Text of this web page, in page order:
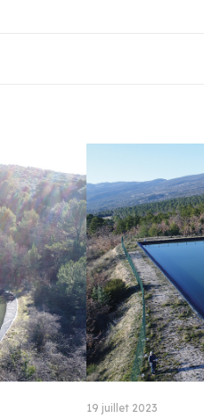
19 juillet 2023